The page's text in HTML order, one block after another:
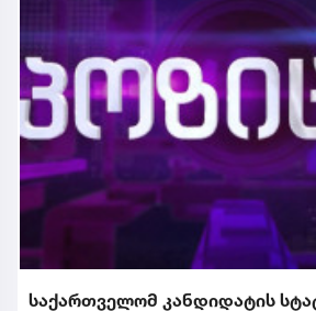
საქართველომ კანდიდატის